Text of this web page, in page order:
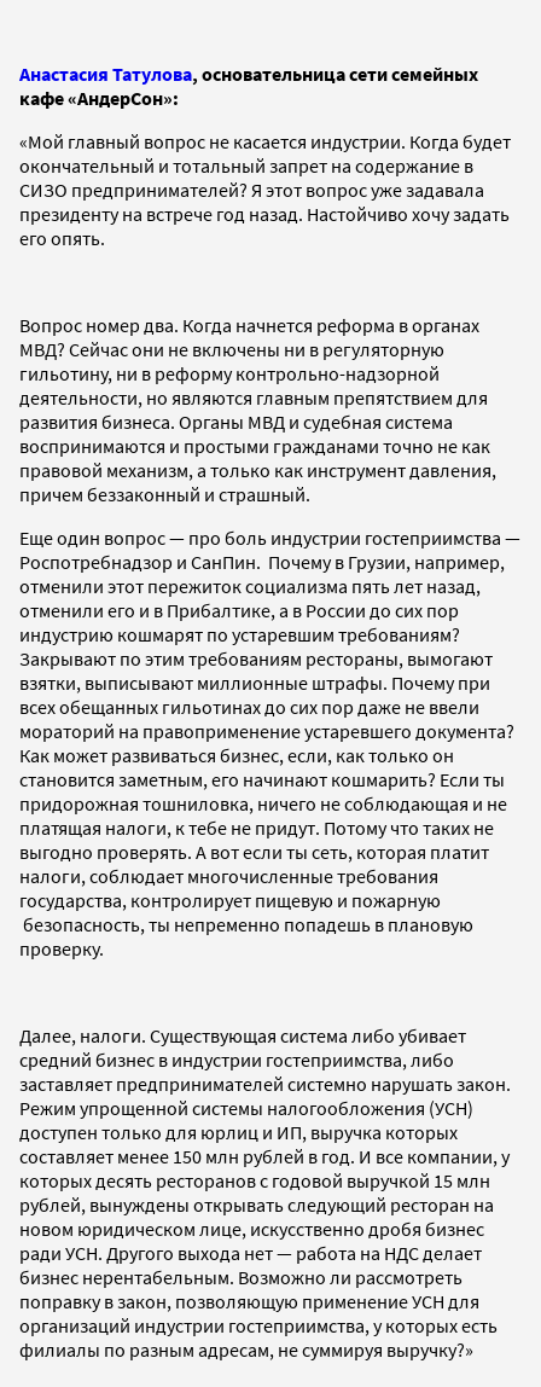
Анастасия Татулова, основательница сети семейных
кафе «АндерСон»:
«Мой главный вопрос не касается индустрии. Когда будет
окончательный и тотальный запрет на содержание в
СИЗО предпринимателей? Я этот вопрос уже задавала
президенту на встрече год назад. Настойчиво хочу задать
его опять.
Вопрос номер два. Когда начнется реформа в органах
МВД? Сейчас они не включены ни в регуляторную
гильотину, ни в реформу контрольно-надзорной
деятельности, но являются главным препятствием для
развития бизнеса. Органы МВД и судебная система
воспринимаются и простыми гражданами точно не как
правовой механизм, а только как инструмент давления,
причем беззаконный и страшный.
Еще один вопрос — про боль индустрии гостеприимства —
Роспотребнадзор и СанПин. Почему в Грузии, например,
отменили этот пережиток социализма пять лет назад,
отменили его и в Прибалтике, а в России до сих пор
индустрию кошмарят по устаревшим требованиям?
Закрывают по этим требованиям рестораны, вымогают
взятки, выписывают миллионные штрафы. Почему при
всех обещанных гильотинах до сих пор даже не ввели
мораторий на правоприменение устаревшего документа?
Как может развиваться бизнес, если, как только он
становится заметным, его начинают кошмарить? Если ты
придорожная тошниловка, ничего не соблюдающая и не
платящая налоги, к тебе не придут. Потому что таких не
выгодно проверять. А вот если ты сеть, которая платит
налоги, соблюдает многочисленные требования
государства, контролирует пищевую и пожарную
безопасность, ты непременно попадешь в плановую
проверку.
Далее, налоги. Существующая система либо убивает
средний бизнес в индустрии гостеприимства, либо
заставляет предпринимателей системно нарушать закон.
Режим упрощенной системы налогообложения (УСН)
доступен только для юрлиц и ИП, выручка которых
составляет менее 150 млн рублей в год. И все компании, у
которых десять ресторанов с годовой выручкой 15 млн
рублей, вынуждены открывать следующий ресторан на
новом юридическом лице, искусственно дробя бизнес
ради УСН. Другого выхода нет — работа на НДС делает
бизнес нерентабельным. Возможно ли рассмотреть
поправку в закон, позволяющую применение УСН для
организаций индустрии гостеприимства, у которых есть
филиалы по разным адресам, не суммируя выручку?»